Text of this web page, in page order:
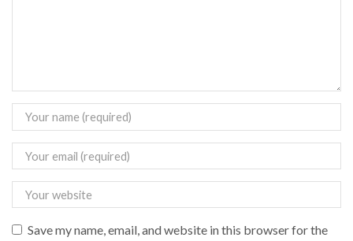
Save my name, email, and website in this browser for the